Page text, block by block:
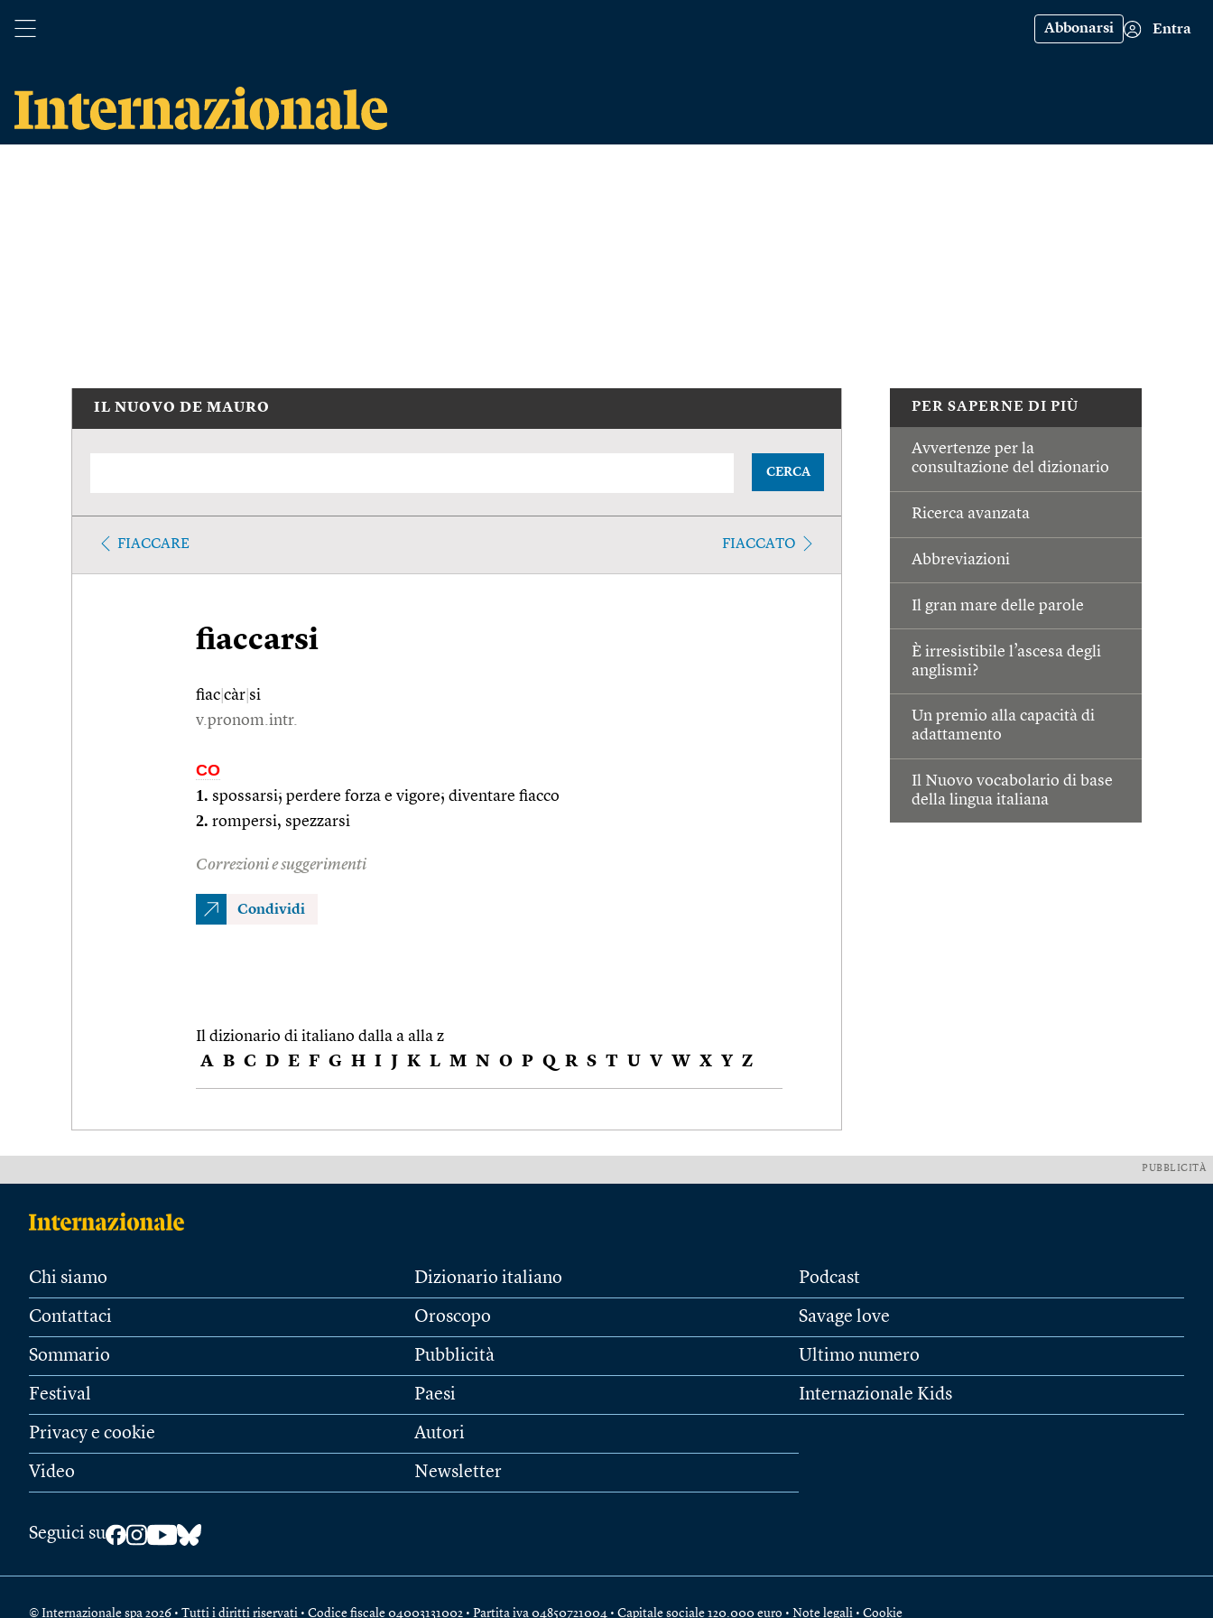
Abbonarsi Entra
PER SAPERNE DI PIÙ
Avvertenze per la
consultazione del dizionario
Ricerca avanzata
Abbreviazioni
Il gran mare delle parole
È irresistibile l’ascesa degli
anglismi?
Un premio alla capacità di
adattamento
Il Nuovo vocabolario di base
della lingua italiana
IL NUOVO DE MAURO
CERCA
FIACCARE FIACCATO
fiaccarsi
fiac càr si
v.pronom.intr.
CO
1. spossarsi; perdere forza e vigore; diventare fiacco
2. rompersi, spezzarsi
Correzioni e suggerimenti
Condividi
Il dizionario di italiano dalla a alla z
A B C D E F G H I J K L M N O P Q R S T U V W X Y Z
PUBBLICITÀ
Chi siamo
Contattaci
Sommario
Festival
Privacy e cookie
Video
Dizionario italiano
Oroscopo
Pubblicità
Paesi
Autori
Newsletter
Podcast
Savage love
Ultimo numero
Internazionale Kids
Seguici su
© Internazionale spa 2026 • Tutti i diritti riservati • Codice fiscale 04003131002 • Partita iva 04850721004 • Capitale sociale 120.000 euro • Note legali • Cookie